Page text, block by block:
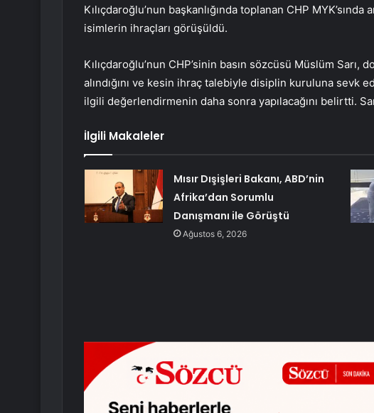
Kılıçdaroğlu’nun başkanlığında toplanan CHP
isimlerin ihraçları görüşüldü.
Kılıçdaroğlu’nun CHP’sinin basın sözcüsü Müslüm
alındığını ve kesin ihraç talebiyle disiplin kuruluna sevk
ilgili değerlendirmenin daha sonra yapılacağını belirtti.
İlgili Makaleler
Mısır Dışişleri Bakanı, ABD’nin
Afrika’dan Sorumlu
Danışmanı ile Görüştü
Ağustos 6, 2026